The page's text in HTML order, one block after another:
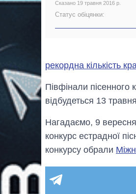
Сказано 19 травня 2016 р.
Статус обіцянки:
рекордна кількість
Півфінали пісенного
відбудеться 13
Нагадаємо, 9 вересня
конкурс естрадної
конкурсу обрали